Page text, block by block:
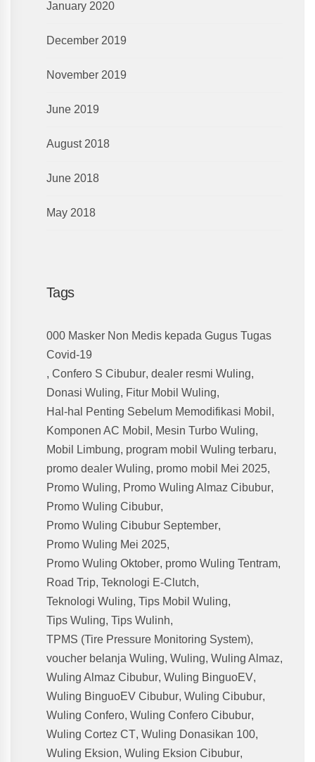
January 2020
December 2019
November 2019
June 2019
August 2018
June 2018
May 2018
Tags
000 Masker Non Medis kepada Gugus Tugas
Covid-19
, Confero S Cibubur, dealer resmi Wuling,
Donasi Wuling, Fitur Mobil Wuling,
Hal-hal Penting Sebelum Memodifikasi Mobil ,
Komponen AC Mobil , Mesin Turbo Wuling,
Mobil Limbung, program mobil Wuling terbaru,
promo dealer Wuling, promo mobil Mei 2025,
Promo Wuling, Promo Wuling Almaz Cibubur,
Promo Wuling Cibubur,
Promo Wuling Cibubur September,
Promo Wuling Mei 2025,
Promo Wuling Oktober, promo Wuling Tentram,
Road Trip, Teknologi E-Clutch,
Teknologi Wuling, Tips Mobil Wuling,
Tips Wuling, Tips Wulinh,
TPMS (Tire Pressure Monitoring System),
voucher belanja Wuling, Wuling, Wuling Almaz,
Wuling Almaz Cibubur, Wuling BinguoEV,
Wuling BinguoEV Cibubur, Wuling Cibubur,
Wuling Confero, Wuling Confero Cibubur,
Wuling Cortez CT, Wuling Donasikan 100,
Wuling Eksion, Wuling Eksion Cibubur,